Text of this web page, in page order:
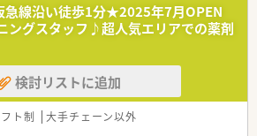
大切ですが何よりもお人柄を重視しており、患
な気持ちで誠実に接することができる方を歓
未経験の方や新卒の方も積極的に採用してお
一から成長したいという意欲のある方を募集し
急線沿い徒歩1分★2025年7月OPEN
ングスタッフ♪超人気エリアでの薬剤
検討リストに追加
ト制 大手チェーン以外